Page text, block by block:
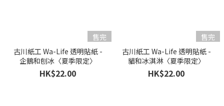
售完
古川紙工 Wa-Life 透明貼紙 -
企鵝和刨冰〈夏季限定〉
HK$22.00
售完
古川紙工 Wa-Life 透明貼紙 -
貓和冰淇淋〈夏季限定〉
HK$22.00